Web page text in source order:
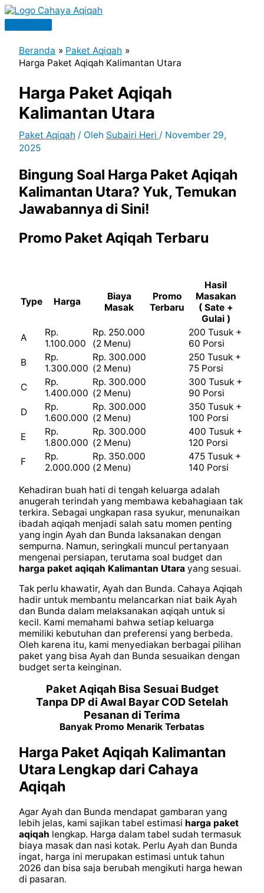
Lewati
ke
kontenMenu
Beranda
Paket Aqiqah
Harga Paket Aqiqah Kalimantan Utara
Harga Paket Aqiqah
Kalimantan Utara
Paket Aqiqah / Oleh Subairi Heri / November 29,
2025
Bingung Soal Harga Paket Aqiqah
Kalimantan Utara? Yuk, Temukan
Jawabannya di Sini!
Promo Paket Aqiqah Terbaru
Type Harga
Biaya
Masak
Promo
Terbaru
Hasil
Masakan
( Sate +
Gulai )
A
Rp.
1.100.000
Rp. 250.000
(2 Menu)
200 Tusuk +
60 Porsi
B
Rp.
1.300.000
Rp. 300.000
(2 Menu)
250 Tusuk +
75 Porsi
C
Rp.
1.400.000
Rp. 300.000
(2 Menu)
300 Tusuk +
90 Porsi
D
Rp.
1.600.000
Rp. 300.000
(2 Menu)
350 Tusuk +
100 Porsi
E
Rp.
1.800.000
Rp. 300.000
(2 Menu)
400 Tusuk +
120 Porsi
F
Rp.
2.000.000
Rp. 350.000
(2 Menu)
475 Tusuk +
140 Porsi
Kehadiran buah hati di tengah keluarga adalah
anugerah terindah yang membawa kebahagiaan tak
terkira. Sebagai ungkapan rasa syukur, menunaikan
ibadah aqiqah menjadi salah satu momen penting
yang ingin Ayah dan Bunda laksanakan dengan
sempurna. Namun, seringkali muncul pertanyaan
mengenai persiapan, terutama soal budget dan
harga paket aqiqah Kalimantan Utarayang sesuai.
Tak perlu khawatir, Ayah dan Bunda. Cahaya Aqiqah
hadir untuk membantu melancarkan niat baik Ayah
dan Bunda dalam melaksanakan aqiqah untuk si
kecil. Kami memahami bahwa setiap keluarga
memiliki kebutuhan dan preferensi yang berbeda.
Oleh karena itu, kami menyediakan berbagai pilihan
paket yang bisa Ayah dan Bunda sesuaikan dengan
budget serta keinginan.
Paket Aqiqah Bisa Sesuai Budget
Tanpa DP di Awal Bayar COD Setelah
Pesanan di Terima
Banyak Promo Menarik Terbatas
Harga Paket Aqiqah Kalimantan
Utara Lengkap dari Cahaya
Aqiqah
Agar Ayah dan Bunda mendapat gambaran yang
lebih jelas, kami sajikan tabel estimasi harga paket
aqiqah lengkap. Harga dalam tabel sudah termasuk
biaya masak dan nasi kotak. Perlu Ayah dan Bunda
ingat, harga ini merupakan estimasi untuk tahun
2026 dan bisa saja berubah mengikuti harga hewan
di pasaran.